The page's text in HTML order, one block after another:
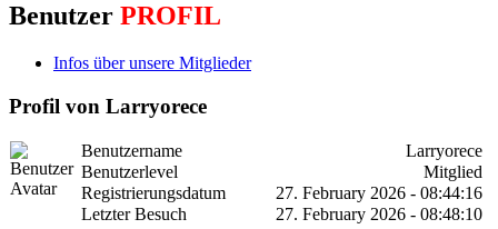
Benutzer PROFIL
Infos über unsere Mitglieder
Profil von Larryorece
Benutzername
Larryorece
Benutzerlevel
Mitglied
Registrierungsdatum
27. February 2026 - 08:44:16
Letzter Besuch
27. February 2026 - 08:48:10